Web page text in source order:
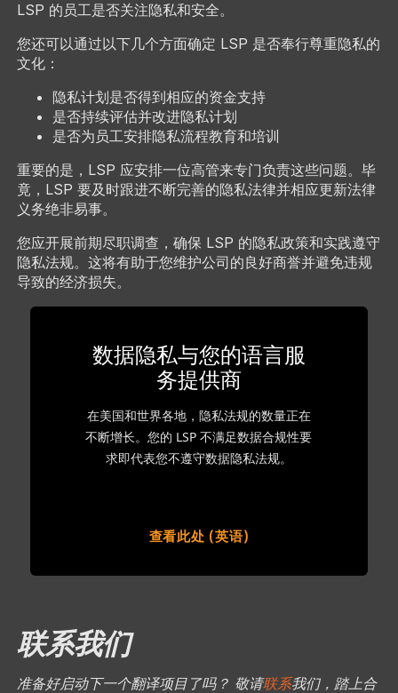
LSP 的员工是否关注隐私和安全。
您还可以通过以下几个方面确定 LSP 是否奉行尊重隐私的
文化：
隐私计划是否得到相应的资金支持
是否持续评估并改进隐私计划
是否为员工安排隐私流程教育和培训
重要的是，LSP 应安排一位高管来专门负责这些问题。毕
竟，LSP 要及时跟进不断完善的隐私法律并相应更新法律
义务绝非易事。
您应开展前期尽职调查，确保 LSP 的隐私政策和实践遵守
隐私法规。这将有助于您维护公司的良好商誉并避免违规
导致的经济损失。
数据隐私与您的语言服
务提供商
在美国和世界各地，隐私法规的数量正在
不断增长。您的 LSP 不满足数据合规性要
求即代表您不遵守数据隐私法规。
查看此处 (英语)
联系我们
准备好启动下一个翻译项目了吗？ 敬请联系我们，踏上合